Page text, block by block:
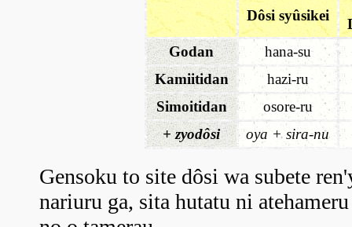
Dôsi syûsikei
Godan
hana-su
Kamiitidan
hazi-ru
Simoitidan
osore-ru
+ zyodôsi
oya + sira-nu
Gensoku to site dôsi wa subete
nariuru ga, sita hutatu ni